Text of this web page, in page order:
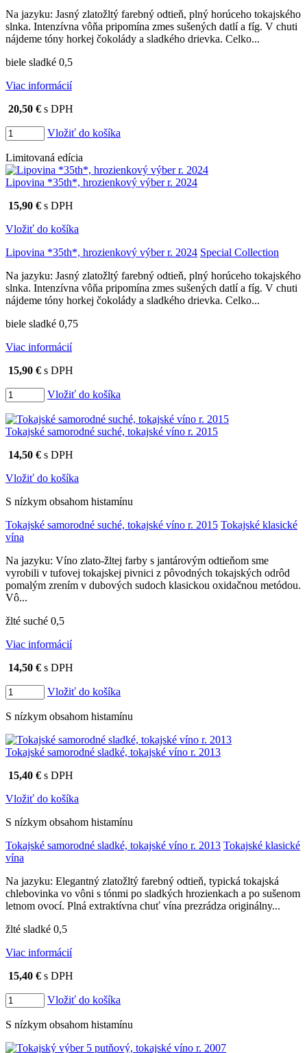
Na jazyku: Jasný zlatožltý farebný odtieň, plný horúceho tokajského
slnka. Intenzívna vôňa pripomína zmes sušených datlí a fíg. V chuti
nájdeme tóny horkej čokolády a sladkého drievka. Celko...
biele sladké 0,5
Viac informácií
20,50 € s DPH
Vložiť do košíka
Limitovaná edícia
Lipovina *35th*, hrozienkový výber r. 2024
15,90 € s DPH
Vložiť do košíka
Lipovina *35th*, hrozienkový výber r. 2024 Special Collection
Na jazyku: Jasný zlatožltý farebný odtieň, plný horúceho tokajského
slnka. Intenzívna vôňa pripomína zmes sušených datlí a fíg. V chuti
nájdeme tóny horkej čokolády a sladkého drievka. Celko...
biele sladké 0,75
Viac informácií
15,90 € s DPH
Vložiť do košíka
Tokajské samorodné suché, tokajské víno r. 2015
14,50 € s DPH
Vložiť do košíka
S nízkym obsahom histamínu
Tokajské samorodné suché, tokajské víno r. 2015 Tokajské klasické
vína
Na jazyku: Víno zlato-žltej farby s jantárovým odtieňom sme
vyrobili v tufovej tokajskej pivnici z pôvodných tokajských odrôd
pomalým zrením v dubových sudoch klasickou oxidačnou metódou.
Vô...
žlté suché 0,5
Viac informácií
14,50 € s DPH
Vložiť do košíka
S nízkym obsahom histamínu
Tokajské samorodné sladké, tokajské víno r. 2013
15,40 € s DPH
Vložiť do košíka
S nízkym obsahom histamínu
Tokajské samorodné sladké, tokajské víno r. 2013 Tokajské klasické
vína
Na jazyku: Elegantný zlatožltý farebný odtieň, typická tokajská
chlebovinka vo vôni s tónmi po sladkých hrozienkach a po sušenom
letnom ovocí. Plná extraktívna chuť vína prezrádza originálny...
žlté sladké 0,5
Viac informácií
15,40 € s DPH
Vložiť do košíka
S nízkym obsahom histamínu